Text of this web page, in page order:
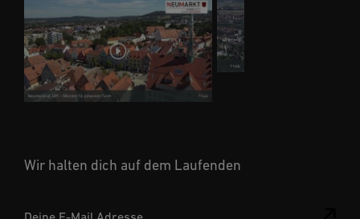
Wir halten dich auf dem Laufenden